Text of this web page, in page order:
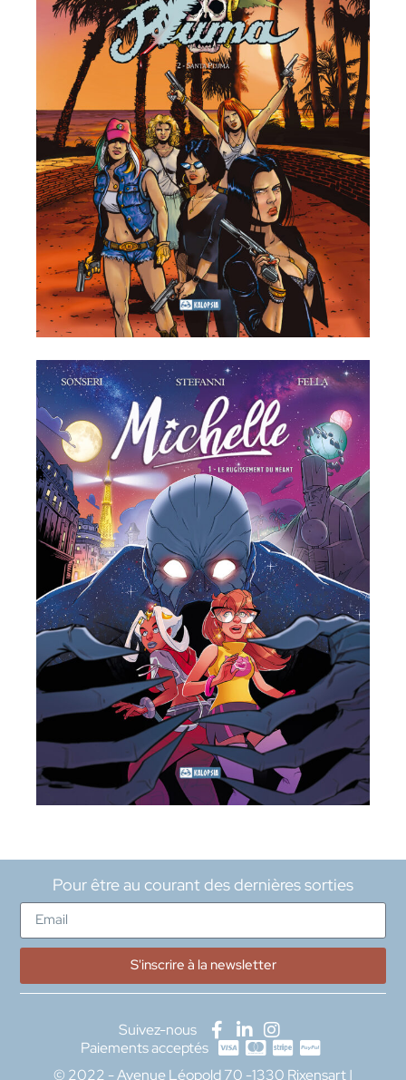
Pour être au courant des dernières sorties
S'inscrire à la newsletter
Suivez-nous
Paiements acceptés
© 2022 - Avenue Léopold 70 -1330 Rixensart |